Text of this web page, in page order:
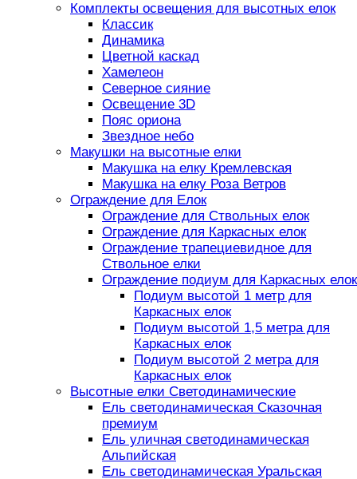
Комплекты освещения для высотных елок
Классик
Динамика
Цветной каскад
Хамелеон
Северное сияние
Освещение 3D
Пояс ориона
Звездное небо
Макушки на высотные елки
Макушка на елку Кремлевская
Макушка на елку Роза Ветров
Ограждение для Елок
Ограждение для Ствольных елок
Ограждение для Каркасных елок
Ограждение трапециевидное для
Ствольное елки
Ограждение подиум для Каркасных елок
Подиум высотой 1 метр для
Каркасных елок
Подиум высотой 1,5 метра для
Каркасных елок
Подиум высотой 2 метра для
Каркасных елок
Высотные елки Светодинамические
Ель светодинамическая Сказочная
премиум
Ель уличная светодинамическая
Альпийская
Ель светодинамическая Уральская